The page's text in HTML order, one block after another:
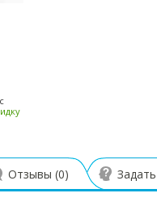
Отзывы (0)